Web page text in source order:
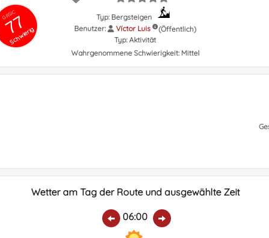
GRSIC
77
Schwierig
Typ: Bergsteigen
Benutzer:
Víctor Luis
(Öffentlich)
Typ: Aktivität
Wahrgenommene Schwierigkeit: Mittel
Wetter am Tag der Route und ausgewählte Zeit
06:00